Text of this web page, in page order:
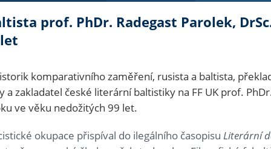
historie
pro zaměstnance
FF UK
Pro
E-
a jak se přihlásit
průběhu přijímacího řízení
a magisterské studium
na FF UK
a výběrová řízení
East
prof. PhDr. Radegast Parolek,
komparativního zaměření, rusista a baltista,
zakladatel české literární baltistiky na FF UK prof.
ve věku nedožitých 99 let.
okupace přispíval do ilegálního časopisu Literární